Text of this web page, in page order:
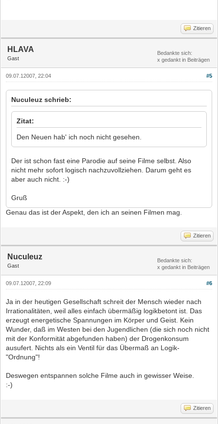
Zitieren
HLAVA
Gast
Bedankte sich:
x gedankt in Beiträgen
#5
09.07.12007, 22:04
Nuculeuz schrieb:
Zitat:
Den Neuen hab' ich noch nicht gesehen.
Der ist schon fast eine Parodie auf seine Filme selbst. Also
nicht mehr sofort logisch nachzuvollziehen. Darum geht es
aber auch nicht. :-)
Gruß
Genau das ist der Aspekt, den ich an seinen Filmen mag.
Zitieren
Nuculeuz
Gast
Bedankte sich:
x gedankt in Beiträgen
#6
09.07.12007, 22:09
Ja in der heutigen Gesellschaft schreit der Mensch wieder nach
Irrationalitäten, weil alles einfach übermäßig logikbetont ist. Das
erzeugt energetische Spannungen im Körper und Geist. Kein
Wunder, daß im Westen bei den Jugendlichen (die sich noch nicht
mit der Konformität abgefunden haben) der Drogenkonsum
ausufert. Nichts als ein Ventil für das Übermaß an Logik-
"Ordnung"!
Deswegen entspannen solche Filme auch in gewisser Weise.
:-)
Zitieren